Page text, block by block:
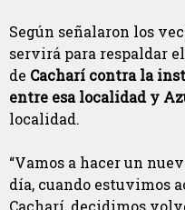
Según señalaron los
servirá para respaldar
de Cacharí contra la
entre esa localidad y
localidad.
“Vamos a hacer un
día, cuando estuvimos
Cacharí, decidimos